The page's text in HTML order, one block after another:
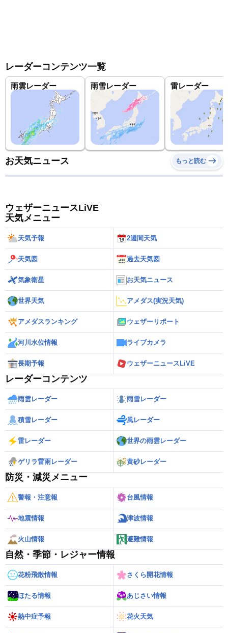
レーダーコンテンツ一覧
雨雲レーダー 雨雪レーダー 雷レーダー
お天気ニュース もっと読む
ウェザーニュースLiVE
天気メニュー
天気予報 2週間天気
天気図 過去天気図
気象衛星 お天気ニュース
世界天気 アメダス(実況天気)
アメダスランキング ウェザーリポート
河川水位情報 ライブカメラ
長期予報 ウェザーニュースLiVE
レーダーコンテンツ
雨雲レーダー 雨雪レーダー
積雪レーダー 風レーダー
雷レーダー 世界の雨雲レーダー
ゲリラ雷雨レーダー 黄砂レーダー
防災・減災メニュー
警報・注意報 台風情報
地震情報 津波情報
火山情報 避難情報
自然・季節・レジャー情報
花粉飛散情報 さくら開花情報
ほたる情報 あじさい情報
熱中症予報 花火天気